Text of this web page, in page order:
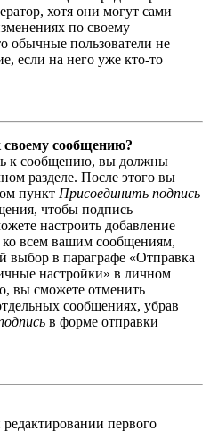
хотя они могут сами
по своему
обычные пользователи не
если на него уже кто-то
своему сообщению?
к сообщению, вы должны
разделе. После этого вы
пункт Присоединить подпись
чтобы подпись
настроить добавление
всем вашим сообщениям,
выбор в параграфе «Отправка
настройки» в личном
вы сможете отменить
сообщениях, убрав
в форме отправки
первого